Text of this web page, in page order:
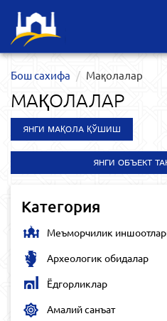
Бош сахифа Мақолалар
МАҚОЛАЛАР
ЯНГИ МАҚОЛА ҚЎШИШ
ЯНГИ ОБЪЕКТ
Категория
Меъморчилик
Археологик обидалар
Ёдгорликлар
Амалий санъат